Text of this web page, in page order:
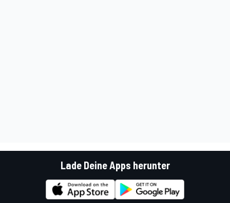
Lade Deine Apps herunter